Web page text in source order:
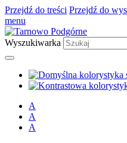
Przejdź do treści Przejdź do
menu
Wyszukiwarka
A
A
A